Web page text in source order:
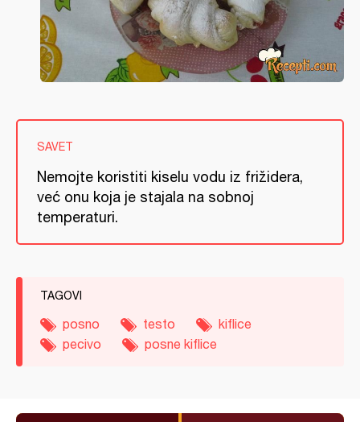
SAVET
Nemojte koristiti kiselu vodu iz frižidera,
već onu koja je stajala na sobnoj
temperaturi.
TAGOVI
posno testo
kiflice
pecivo
posne kiflice